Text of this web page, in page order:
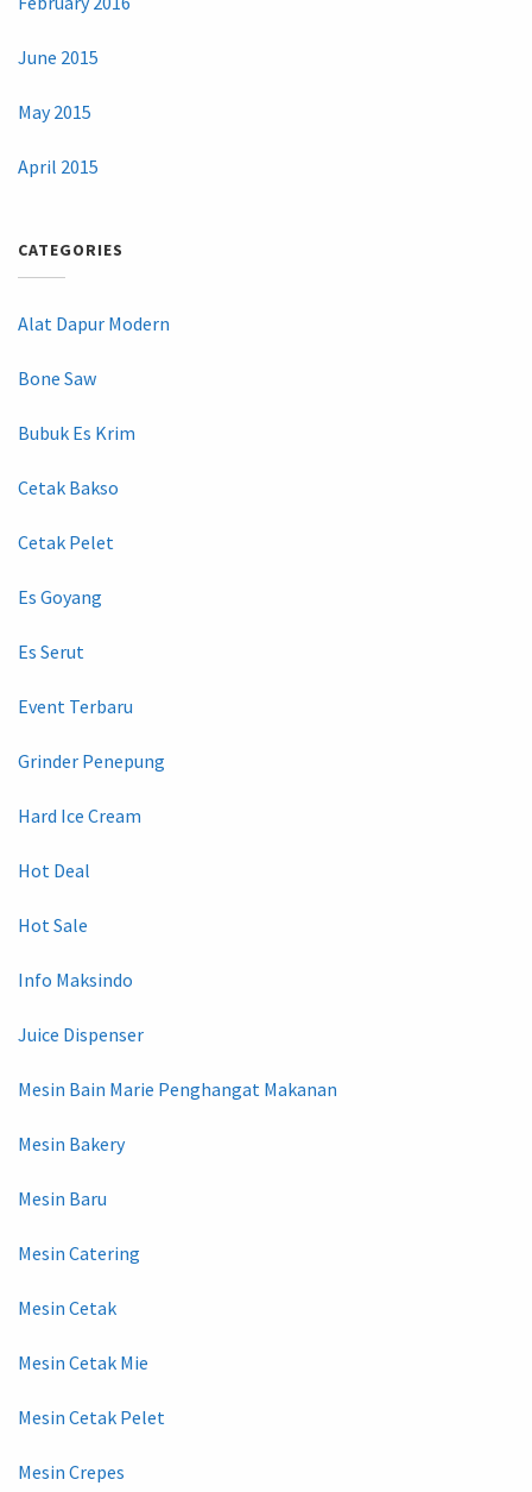
June 2015
May 2015
April 2015
CATEGORIES
Alat Dapur Modern
Bone Saw
Bubuk Es Krim
Cetak Bakso
Cetak Pelet
Es Goyang
Es Serut
Event Terbaru
Grinder Penepung
Hard Ice Cream
Hot Deal
Hot Sale
Info Maksindo
Juice Dispenser
Mesin Bain Marie Penghangat Makanan
Mesin Bakery
Mesin Baru
Mesin Catering
Mesin Cetak
Mesin Cetak Mie
Mesin Cetak Pelet
Mesin Crepes